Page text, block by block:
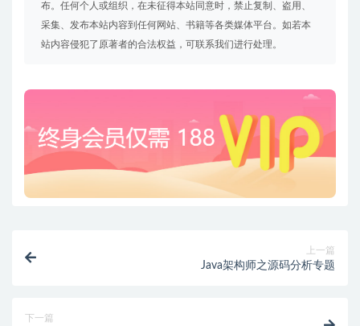
布。任何个人或组织，在未征得本站同意时，禁止复制、盗用、
采集、发布本站内容到任何网站、书籍等各类媒体平台。如若本
站内容侵犯了原著者的合法权益，可联系我们进行处理。
上一篇
Java架构师之源码分析专题
下一篇